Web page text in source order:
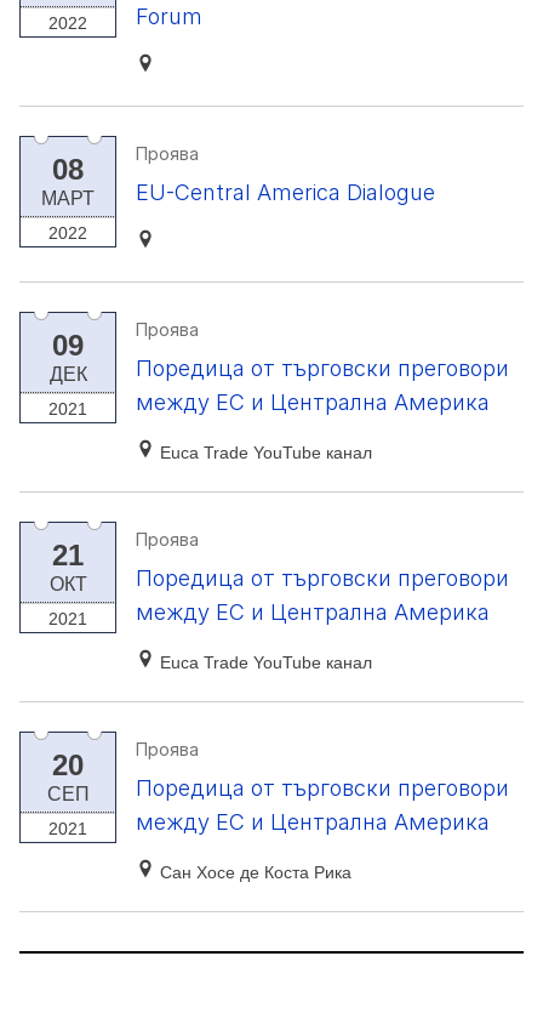
2022
Forum
08
МАРТ
2022
Проява
EU-Central America Dialogue
09
ДЕК
2021
Проява
Поредица от търговски преговори
между ЕС и Централна Америка
Euca Trade YouTube канал
21
ОКТ
2021
Проява
Поредица от търговски преговори
между ЕС и Централна Америка
Euca Trade YouTube канал
20
СЕП
2021
Проява
Поредица от търговски преговори
между ЕС и Централна Америка
Сан Хосе де Коста Рика